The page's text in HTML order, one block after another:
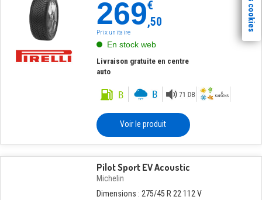
269€
,50
Prix unitaire
En stock web
Livraison gratuite en centre
auto
Voir le produit
Pilot Sport EV Acoustic
Michelin
Dimensions : 275/45 R 22 112 V